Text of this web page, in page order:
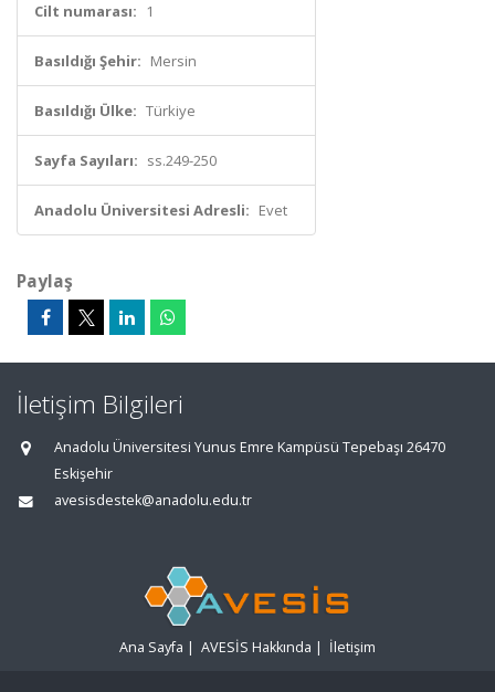
Cilt numarası: 1
Basıldığı Şehir: Mersin
Basıldığı Ülke: Türkiye
Sayfa Sayıları: ss.249-250
Anadolu Üniversitesi Adresli: Evet
Paylaş
İletişim Bilgileri
Anadolu Üniversitesi Yunus Emre Kampüsü Tepebaşı 26470
Eskişehir
avesisdestek@anadolu.edu.tr
Ana Sayfa | AVESİS Hakkında | İletişim